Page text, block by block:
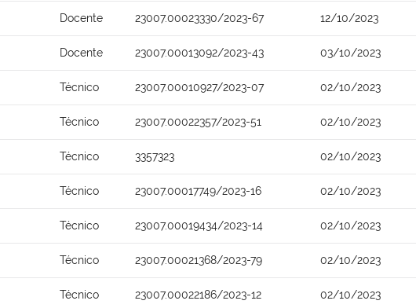
Docente 23007.00023330/2023-67 12/10/2023
Docente 23007.00013092/2023-43 03/10/2023
Técnico 23007.00010927/2023-07 02/10/2023
Técnico 23007.00022357/2023-51 02/10/2023
Técnico 3357323 02/10/2023
Técnico 23007.00017749/2023-16 02/10/2023
Técnico 23007.00019434/2023-14 02/10/2023
Técnico 23007.00021368/2023-79 02/10/2023
Técnico 23007.00022186/2023-12 02/10/2023